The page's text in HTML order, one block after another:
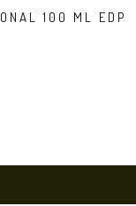
100 ML EDP